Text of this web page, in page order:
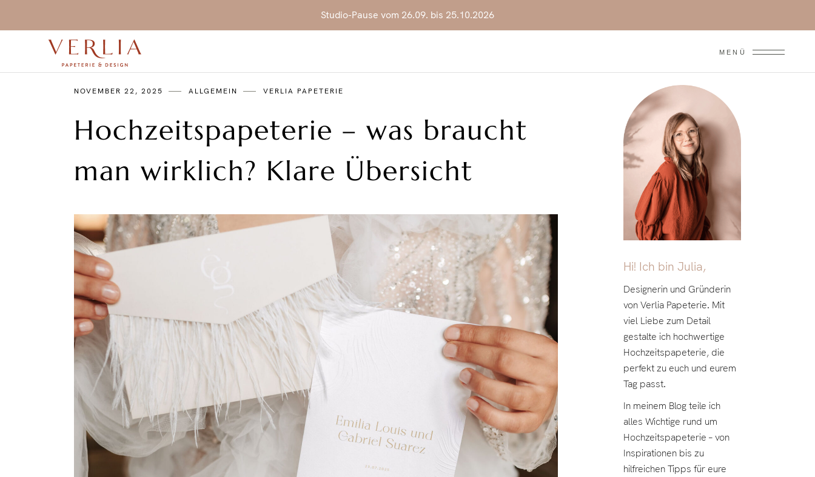
Studio-Pause vom 26.09. bis 25.10.2026
MENÜ
NOVEMBER 22, 2025 ALLGEMEIN VERLIA PAPETERIE
Hochzeitspapeterie – was braucht
man wirklich? Klare Übersicht
Hi! Ich bin Julia,
Designerin und Gründerin
von Verlia Papeterie. Mit
viel Liebe zum Detail
gestalte ich hochwertige
Hochzeitspapeterie, die
perfekt zu euch und eurem
Tag passt.
In meinem Blog teile ich
alles Wichtige rund um
Hochzeitspapeterie – von
Inspirationen bis zu
hilfreichen Tipps für eure